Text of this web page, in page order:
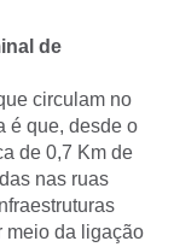
de
circulam no
é que, desde o
de 0,7 Km de
nas ruas
meio da ligação